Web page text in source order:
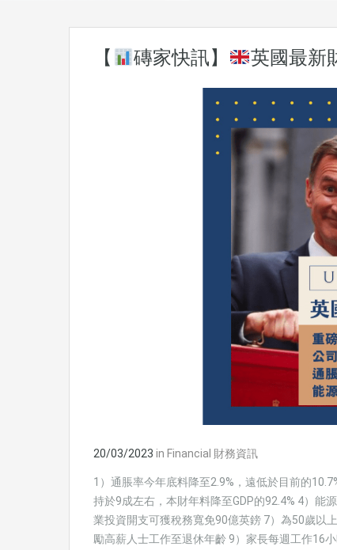
【 磚家快訊】 英國最新
20/03/2023 in Financial 財務資訊
1）通脹率今年底料降至2.9%，遠低於目前的
持於9成左右，本財年料降至GDP的92.4% 4）能
業投資開支可獲稅務寬免90億英鎊 7）為50歲以
勵高薪人士工作至退休年齡 9）家長每週工作16